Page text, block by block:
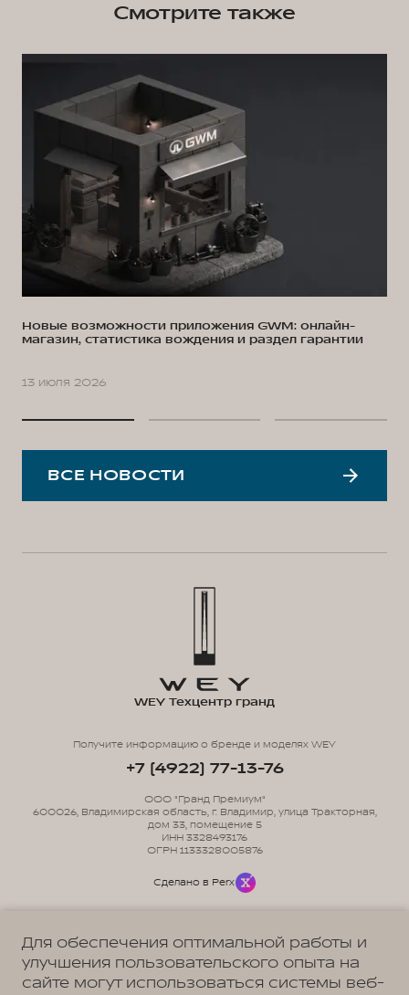
Смотрите также
Новые возможности приложения GWM: онлайн-
магазин, статистика вождения и раздел гарантии
13 июля 2026
ВСЕ НОВОСТИ
Политика обработки персональных данных
WEY Техцентр гранд
Получите информацию о бренде и моделях WEY
+7 (4922) 77-13-76
ООО "Гранд Премиум"
600026, Владимирская область, г. Владимир, улица Тракторная,
дом 33, помещение 5
ИНН 3328493176
ОГРН 1133328005876
Сделано в Perx
Для обеспечения оптимальной работы и
улучшения пользовательского опыта на
сайте могут использоваться системы веб-